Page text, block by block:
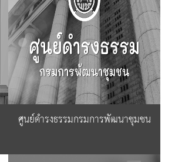
ศูนย์ดำรงธรรมกรมการพัฒนาชุมชน